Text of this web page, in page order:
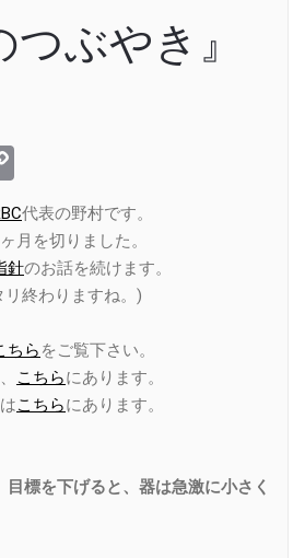
つぶやき』
Link
代表の野村です。
月を切りました。
針のお話を続けます。
終わりますね。)
ちら をご覧下さい。
こちらにあります。
こちらにあります。
標を下げると、器は急激に小さく